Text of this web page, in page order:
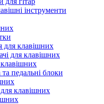
інструменти
для клавішних
для клавішних
педальні блоки
клавішних